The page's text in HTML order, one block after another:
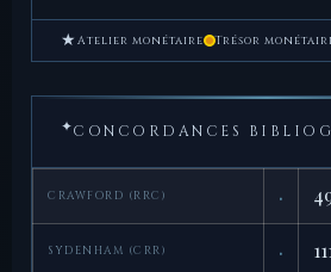
★ Atelier monétaire Trésor
✦CONCORDANCES
CRAWFORD (RRC) ·
SYDENHAM (CRR) ·